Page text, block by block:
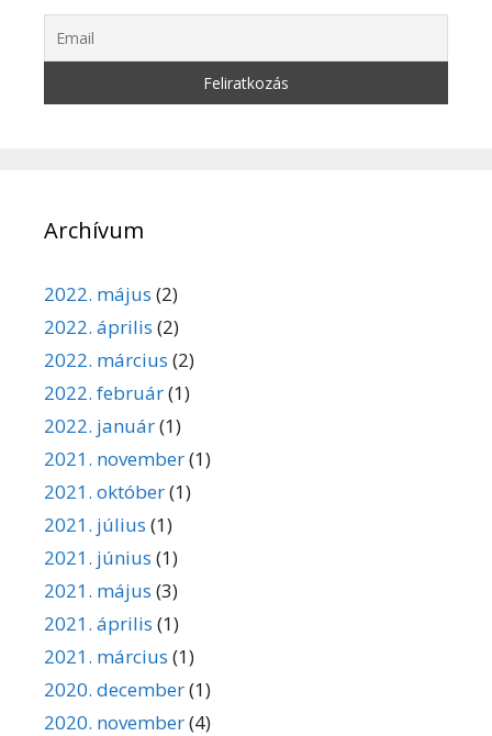
Archívum
2022. május (2)
2022. április (2)
2022. március (2)
2022. február(1)
2022. január(1)
2021. november(1)
2021. október(1)
2021. július (1)
2021. június (1)
2021. május (3)
2021. április (1)
2021. március (1)
2020. december(1)
2020. november(4)